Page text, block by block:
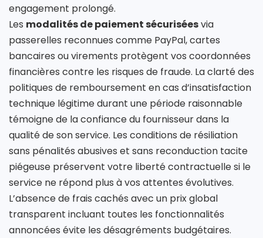
engagement prolongé.
Les modalités de paiement sécuriséesvia
passerelles reconnues comme PayPal, cartes
bancaires ou virements protègent vos coordonnées
financières contre les risques de fraude. La clarté des
politiques de remboursement en cas d’insatisfaction
technique légitime durant une période raisonnable
témoigne de la confiance du fournisseur dans la
qualité de son service. Les conditions de résiliation
sans pénalités abusives et sans reconduction tacite
piégeuse préservent votre liberté contractuelle si le
service ne répond plus à vos attentes évolutives.
L’absence de frais cachés avec un prix global
transparent incluant toutes les fonctionnalités
annoncées évite les désagréments budgétaires.